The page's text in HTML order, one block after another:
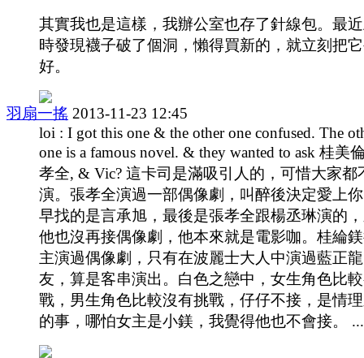
其實我也是這樣，我辦公室也存了針線包。最
時發現襪子破了個洞，懶得買新的，就立刻把
好。
羽扇一搖 2013-11-23 12:45
loi : I got this one & the other one confused. The
one is a famous novel. & they wanted to ask 桂美
孝全, & Vic? 這卡司是滿吸引人的，可惜大家都
演。張孝全演過一部偶像劇，叫醉後決定愛上
早找的是言承旭，最後是張孝全跟楊丞琳演的
他也沒再接偶像劇，他本來就是電影咖。桂綸
主演過偶像劇，只有在波麗士大人中演過藍正
友，算是客串演出。白色之戀中，女生角色比
戰，男生角色比較沒有挑戰，仔仔不接，是情
的事，哪怕女主是小鎂，我覺得他也不會接。 ...